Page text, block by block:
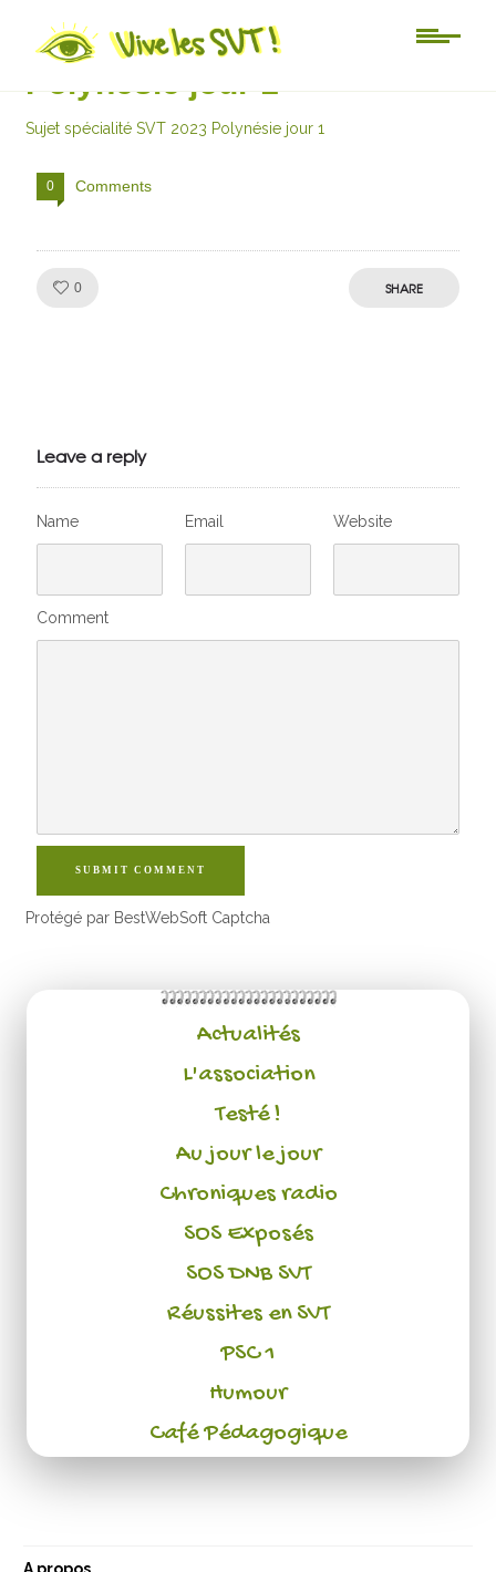
Sujet spécialité SVT 2023
Polynésie jour 1
Sujet spécialité SVT 2023 Polynésie jour 1
0 Comments
0 SHARE
Leave a reply
Name Email Website
Comment
SUBMIT COMMENT
Protégé par BestWebSoft Captcha
Actualités
L'association
Testé !
Au jour le jour
Chroniques radio
SOS Exposés
SOS DNB SVT
Réussites en SVT
PSC 1
Humour
Café Pédagogique